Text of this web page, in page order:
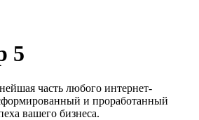
5
часть любого интернет-
и проработанный
вашего бизнеса.